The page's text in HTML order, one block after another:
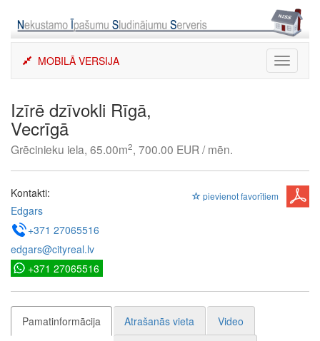
content
Toggle
MOBILĀ VERSIJA
Izīrē dzīvokli Rīgā,
Vecrīgā
Grēcinieku iela, 65.00m2, 700.00 EUR / mēn.
pievienot favorītiem
Kontakti:
Edgars
+371 27065516
edgars@cityreal.lv
+371 27065516
Pamatinformācija Atrašanās vieta
Video